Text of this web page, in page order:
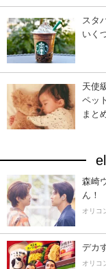
スタ
いく
天使
ペッ
まと
森崎
ん！
オリコ
デカ
オリコ